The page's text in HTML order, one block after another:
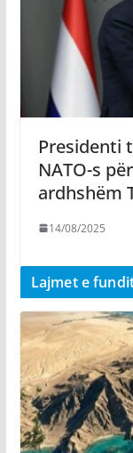
Presidenti
NATO-s
ardhshëm
14/08/2025
Lajmet e